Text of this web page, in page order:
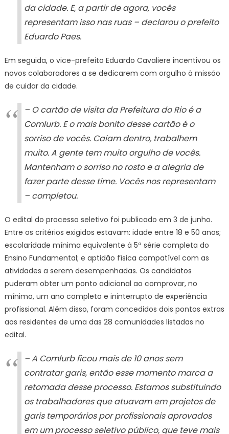
da cidade. E, a partir de agora, vocês
representam isso nas ruas – declarou o prefeito
Eduardo Paes.
Em seguida, o vice-prefeito Eduardo Cavaliere incentivou os
novos colaboradores a se dedicarem com orgulho à missão
de cuidar da cidade.
– O cartão de visita da Prefeitura do Rio é a
Comlurb. E o mais bonito desse cartão é o
sorriso de vocês. Caiam dentro, trabalhem
muito. A gente tem muito orgulho de vocês.
Mantenham o sorriso no rosto e a alegria de
fazer parte desse time. Vocês nos representam
– completou.
O edital do processo seletivo foi publicado em 3 de junho.
Entre os critérios exigidos estavam: idade entre 18 e 50 anos;
escolaridade mínima equivalente à 5ª série completa do
Ensino Fundamental; e aptidão física compatível com as
atividades a serem desempenhadas. Os candidatos
puderam obter um ponto adicional ao comprovar, no
mínimo, um ano completo e ininterrupto de experiência
profissional. Além disso, foram concedidos dois pontos extras
aos residentes de uma das 28 comunidades listadas no
edital.
– A Comlurb ficou mais de 10 anos sem
contratar garis, então esse momento marca a
retomada desse processo. Estamos substituindo
os trabalhadores que atuavam em projetos de
garis temporários por profissionais aprovados
em um processo seletivo público, que teve mais